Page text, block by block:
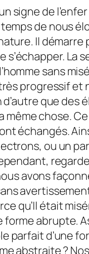
signe de
de nous
Il
s’échapper.
sans
progressif et
d’autre que
chose.
échangés.
ou un
avons
qu’Il était
forme abrupte.
parfait d’une
abstraite ?